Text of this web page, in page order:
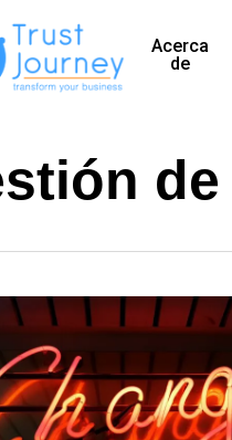
Acerca
de